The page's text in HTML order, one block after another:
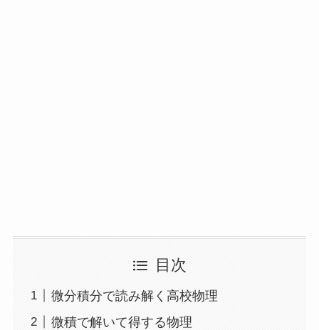
目次
微分積分で読み解く高校物理
微積で解いて得する物理